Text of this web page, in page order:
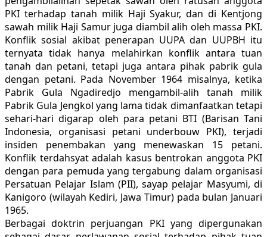
PKI terhadap tanah milik Haji Syakur, dan di Kentjong
sawah milik Haji Samur juga diambil alih oleh massa PKI.
Konflik sosial akibat penerapan UUPA dan UUPBH itu
ternyata tidak hanya melahirkan konflik antara tuan
tanah dan petani, tetapi juga antara pihak pabrik gula
dengan petani. Pada November 1964 misalnya, ketika
Pabrik Gula Ngadiredjo mengambil-alih tanah milik
Pabrik Gula Jengkol yang lama tidak dimanfaatkan tetapi
sehari-hari digarap oleh para petani BTI (Barisan Tani
Indonesia, organisasi petani underbouw PKI), terjadi
insiden penembakan yang menewaskan 15 petani.
Konflik terdahsyat adalah kasus bentrokan anggota PKI
dengan para pemuda yang tergabung dalam organisasi
Persatuan Pelajar Islam (PII), sayap pelajar Masyumi, di
Kanigoro (wilayah Kediri, Jawa Timur) pada bulan Januari
1965.
Berbagai doktrin perjuangan PKI yang dipergunakan